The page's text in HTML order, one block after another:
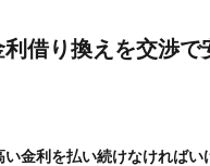
借り換えを交渉で
金利を払い続けなければい